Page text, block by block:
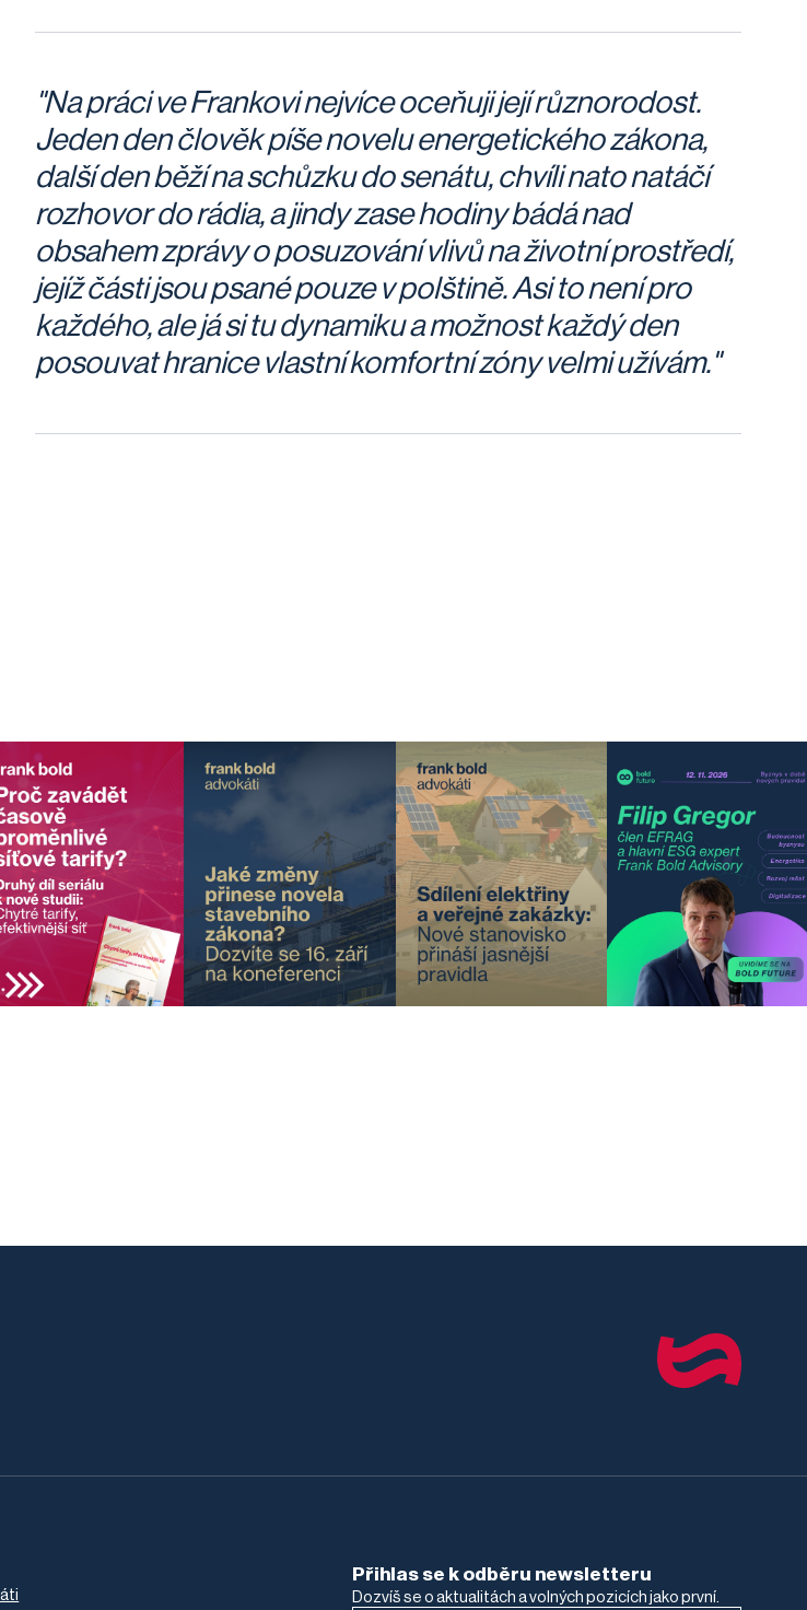
"Na práci ve Frankovi nejvíce oceňuji její různorodost.
Jeden den člověk píše novelu energetického zákona,
další den běží na schůzku do senátu, chvíli nato natáčí
rozhovor do rádia, a jindy zase hodiny bádá nad
obsahem zprávy o posuzování vlivů na životní prostředí,
jejíž části jsou psané pouze v polštině. Asi to není pro
každého, ale já si tu dynamiku a možnost každý den
posouvat hranice vlastní komfortní zóny velmi užívám."
Přihlas se k odběru newsletteru
Dozvíš se o aktualitách a volných pozicích jako první.